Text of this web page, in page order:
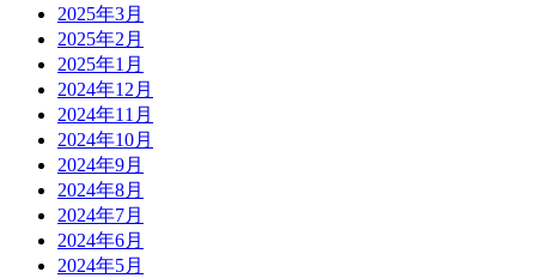
2025年3月
2025年2月
2025年1月
2024年12月
2024年11月
2024年10月
2024年9月
2024年8月
2024年7月
2024年6月
2024年5月